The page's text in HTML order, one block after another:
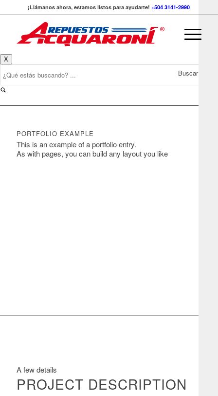
¡Llámanos ahora, estamos listos para ayudarte!+504 3141-2990
Buscar
X
PORTFOLIO EXAMPLE
This is an example of a portfolio entry.
As with pages, you can build any layout you like
A few details
PROJECT DESCRIPTION